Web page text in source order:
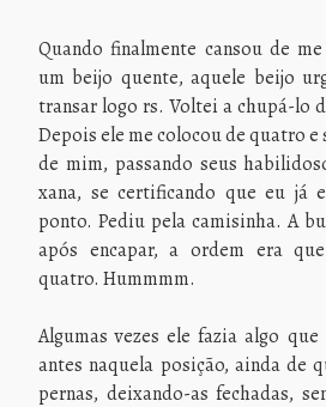
Quando finalmente cansou de
um beijo quente, aquele beijo
transar logo rs. Voltei a chupá-lo
Depois ele me colocou de quatro
de mim, passando seus
xana, se certificando que eu já
ponto. Pediu pela camisinha. A
após encapar, a ordem era
quatro. Hummmm.
Algumas vezes ele fazia algo
antes naquela posição, ainda de
pernas, deixando-as fechadas,